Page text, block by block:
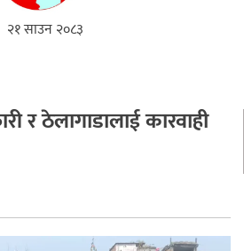
२१ साउन २०८३
र ठेलागाडालाई कारवाही